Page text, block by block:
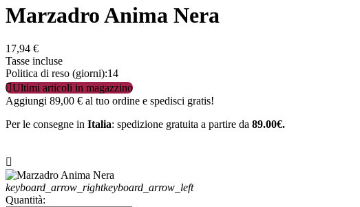
Marzadro Anima Nera
17,94 €
Tasse incluse
Politica di reso (giorni):14
Ultimi articoli in magazzino
Aggiungi 89,00 € al tuo ordine e spedisci gratis!
Per le consegne in Italia: spedizione gratuita a partire da 89.00€.

keyboard_arrow_rightkeyboard_arrow_left
Quantità: